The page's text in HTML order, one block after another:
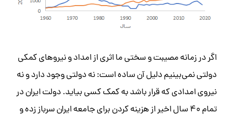
اگر در زمانه مصیبت و سختی ما اثری از امداد و نیروهای کمکی
دولتی نمی‌بینیم دلیل آن ساده است: نه دولتی وجود دارد و نه
نیروی امدادی که قرار باشد به کمک کسی بیاید. دولت ایران در
تمام ۴۰ سال اخیر از هزینه کردن برای جامعه ایران سرباز زده و